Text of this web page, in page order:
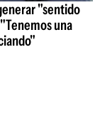
"sentido
una